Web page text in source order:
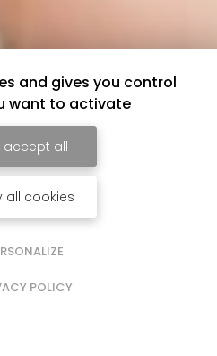
and gives you control
want to activate
accept all
all cookies
POLICY